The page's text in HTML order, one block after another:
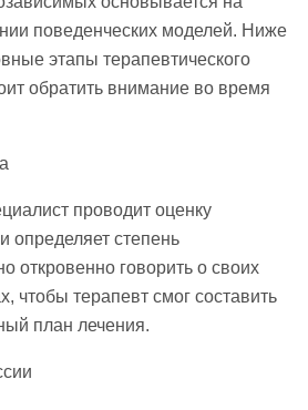
поведенческих моделей. Ниже
этапы терапевтического
обратить внимание во время
проводит оценку
определяет степень
откровенно говорить о своих
чтобы терапевт смог составить
план лечения.